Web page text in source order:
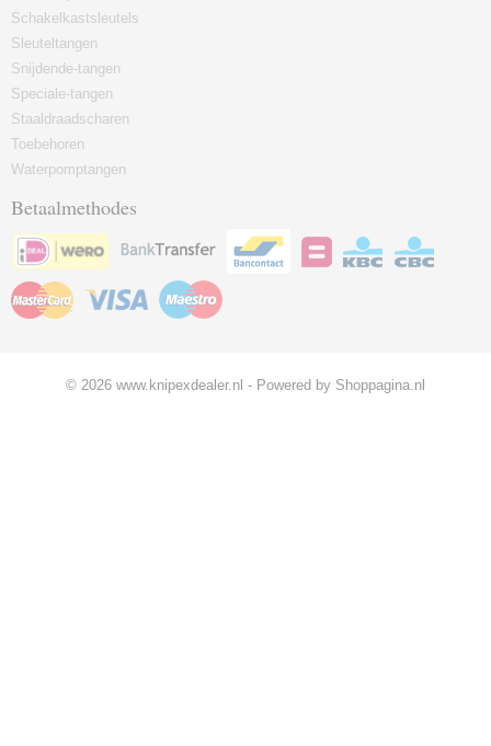
Schakelkastsleutels
Sleuteltangen
Snijdende-tangen
Speciale-tangen
Staaldraadscharen
Toebehoren
Waterpomptangen
Betaalmethodes
© 2026 www.knipexdealer.nl - Powered by Shoppagina.nl